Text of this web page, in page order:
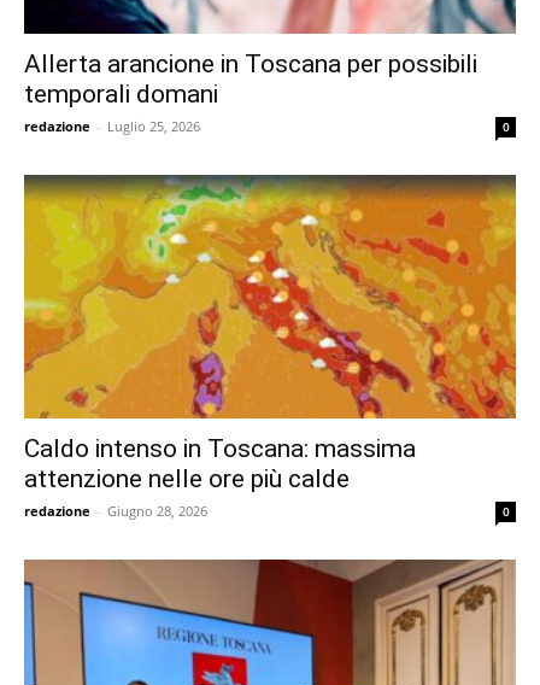
Allerta arancione in Toscana per possibili
temporali domani
redazione - Luglio 25, 2026 0
Caldo intenso in Toscana: massima
attenzione nelle ore più calde
redazione - Giugno 28, 2026 0